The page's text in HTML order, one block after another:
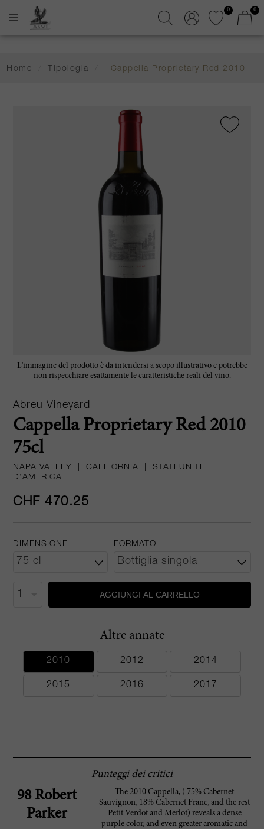
0 0
Home Tipologia Cappella Proprietary Red 2010
L'immagine del prodotto è da intendersi a scopo illustrativo e potrebbe
non rispecchiare esattamente le caratteristiche reali del vino.
Abreu Vineyard
Cappella Proprietary Red 2010
75cl
NAPA VALLEY CALIFORNIA
STATI UNITI
D'AMERICA
CHF 470.25
DIMENSIONE FORMATO
AGGIUNGI AL CARRELLO
Altre annate
2010 2012 2014
2015 2016 2017
Punteggi dei critici
98 Robert
Parker
The 2010 Cappella, ( 75% Cabernet
Sauvignon, 18% Cabernet Franc, and the rest
Petit Verdot and Merlot) reveals a dense
purple color, and even greater aromatic and